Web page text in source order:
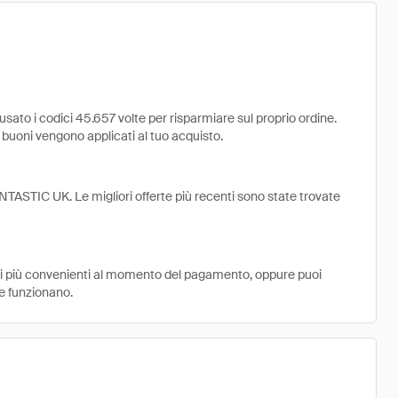
i codici 45.657 volte per risparmiare sul proprio ordine.
vengono applicati al tuo acquisto.
UK. Le migliori offerte più recenti sono state trovate
convenienti al momento del pagamento, oppure puoi
funzionano.